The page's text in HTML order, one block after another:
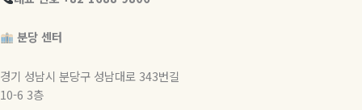
분당 센터
경기 성남시 분당구 성남대로 343번길
10-6 3층